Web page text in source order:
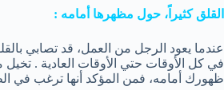
القلق كثيراً، حول مظهرها أمامه :
عندما يعود الرجل من العمل، قد تصابي
في كل الأوقات حتي الأوقات العادية .
ظهورك أمامه، فمن المؤكد أنها ترغب في